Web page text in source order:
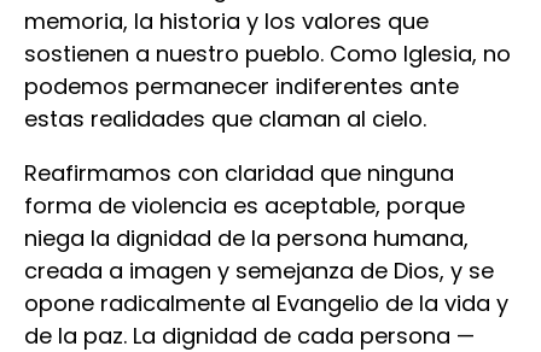
memoria, la historia y los valores que
sostienen a nuestro pueblo. Como Iglesia, no
podemos permanecer indiferentes ante
estas realidades que claman al cielo.
Reafirmamos con claridad que ninguna
forma de violencia es aceptable, porque
niega la dignidad de la persona humana,
creada a imagen y semejanza de Dios, y se
opone radicalmente al Evangelio de la vida y
de la paz. La dignidad de cada persona —